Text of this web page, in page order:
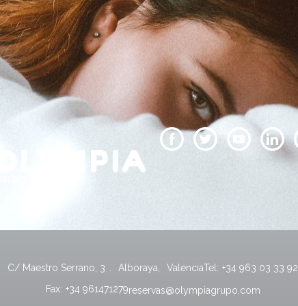
C/ Maestro Serrano, 3 . Alboraya, ValenciaTel: +34 963 03 33 92
Fax: +34 961471279reservas@olympiagrupo.com